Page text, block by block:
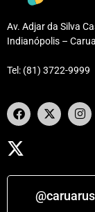
Av. Adjar da Silva
Indianópolis –
Tel: (81) 3722-9999